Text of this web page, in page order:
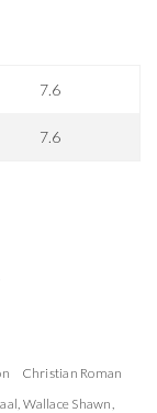
7.6
7.6
Christian Roman
, Wallace Shawn,